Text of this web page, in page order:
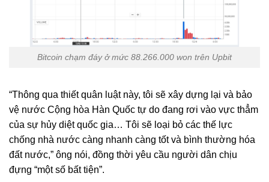
Bitcoin chạm đáy ở mức 88.266.000 won trên Upbit
“Thông qua thiết quân luật này, tôi sẽ xây dựng lại và bảo
vệ nước Cộng hòa Hàn Quốc tự do đang rơi vào vực thẳm
của sự hủy diệt quốc gia… Tôi sẽ loại bỏ các thế lực
chống nhà nước càng nhanh càng tốt và bình thường hóa
đất nước,” ông nói, đồng thời yêu cầu người dân chịu
đựng “một số bất tiện”.